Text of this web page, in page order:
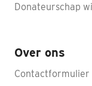
Donateurschap
Over ons
Contactformulier